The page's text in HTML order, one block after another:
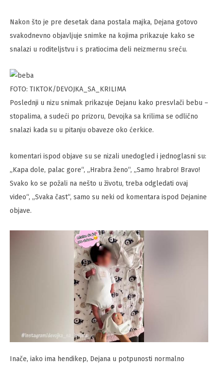
Nakon što je pre desetak dana postala majka, Dejana gotovo
svakodnevno objavljuje snimke na kojima prikazuje kako se
snalazi u roditeljstvu i s pratiocima deli neizmernu sreću.
FOTO: TIKTOK/DEVOJKA_SA_KRILIMA
Poslednji u nizu snimak prikazuje Dejanu kako presvlači bebu –
stopalima, a sudeći po prizoru, Devojka sa krilima se odlično
snalazi kada su u pitanju obaveze oko ćerkice.
komentari ispod objave su se nizali unedogled i jednoglasni su:
„Kapa dole, palac gore“, „Hrabra ženo“, „Samo hrabro! Bravo!
Svako ko se požali na nešto u životu, treba odgledati ovaj
video“, „Svaka čast“, samo su neki od komentara ispod Dejanine
objave.
Inače, iako ima hendikep, Dejana u potpunosti normalno